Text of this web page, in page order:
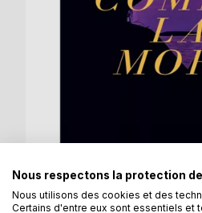
Nous respectons la protection
Nous utilisons des cookies et des
Certains d'entre eux sont essentiels et